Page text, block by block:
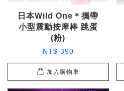
日本Wild One＊攜帶
小型震動按摩棒 跳蛋
(粉)
NT$ 390
加入購物車